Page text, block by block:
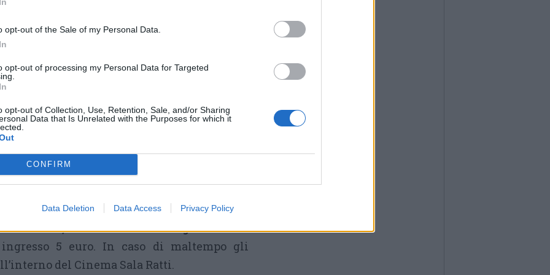
opt-out of the Sale of my Personal Data.
opt-out of processing my Personal Data for Targeted
opt-out of Collection, Use, Retention, Sale, and/or Sharing
Data that Is Unrelated with the Purposes for which it
CONFIRM
Data Deletion Data Access Privacy Policy
"G.V. Schiapparelli" organizza nel parco
il cielo di mezz'estate: costellazioni e stelle
osservare il cielo con l'ausilio di telescopi
società. Se invece volete tentare la
a Varese, in occasione della Festa
potrete partecipare al Campo dei Fiori a
Lorenzo".
la Cooperativa Cineproposta prosegue
cinematografica estiva nel cortile
sotto le stelle". Questo sabato appuntamento
Zemeckis, con Denzel Washington. Inizio
5 euro. In caso di maltempo gli
del Cinema Sala Ratti.